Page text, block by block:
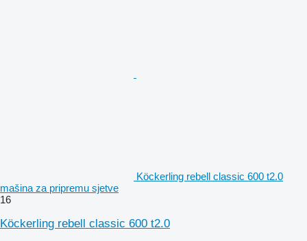
Köckerling rebell classic 600 t2.0
mašina za pripremu sjetve
16
Köckerling rebell classic 600 t2.0